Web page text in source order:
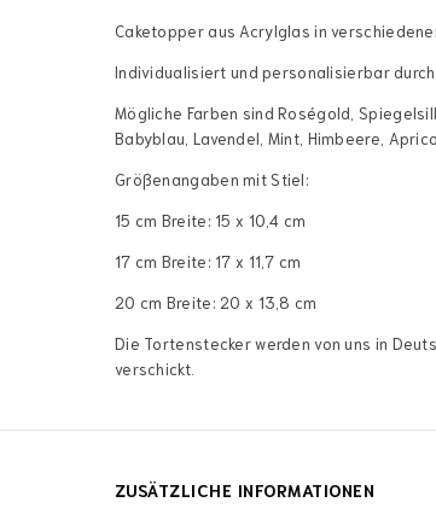
Caketopper aus Acrylglas in
Individualisiert und personalisierbar durch
Mögliche Farben sind Roségold,
Babyblau, Lavendel, Mint, Himbeere,
Größenangaben mit Stiel:
15 cm Breite: 15 x 10,4 cm
17 cm Breite: 17 x 11,7 cm
20 cm Breite: 20 x 13,8 cm
Die Tortenstecker werden von uns in
verschickt.
ZUSÄTZLICHE INFORMATIONEN